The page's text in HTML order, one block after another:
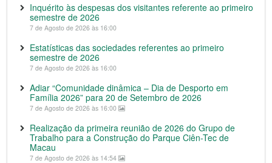
Inquérito às despesas dos visitantes referente ao primeiro
semestre de 2026
7 de Agosto de 2026 às 16:00
Estatísticas das sociedades referentes ao primeiro
semestre de 2026
7 de Agosto de 2026 às 16:00
Adiar “Comunidade dinâmica – Dia de Desporto em
Família 2026” para 20 de Setembro de 2026
7 de Agosto de 2026 às 16:00
Realização da primeira reunião de 2026 do Grupo de
Trabalho para a Construção do Parque Ciên-Tec de
Macau
7 de Agosto de 2026 às 14:54